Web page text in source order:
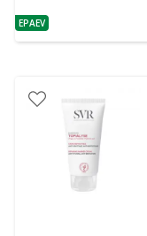
nõuanne
EPAEV